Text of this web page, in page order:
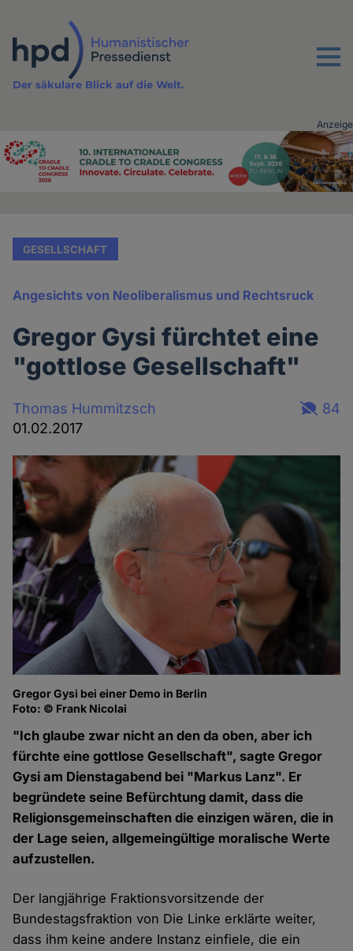
Inhalt
Menu
Der säkulare Blick auf die Welt.
Advertising
Anzeige
GESELLSCHAFT
Angesichts von Neoliberalismus und Rechtsruck
Gregor Gysi fürchtet eine
"gottlose Gesellschaft"
Thomas Hummitzsch
01.02.2017
84
Gregor Gysi bei einer Demo in Berlin
Foto: © Frank Nicolai
"Ich glaube zwar nicht an den da oben, aber ich
fürchte eine gottlose Gesellschaft", sagte Gregor
Gysi am Dienstagabend bei "Markus Lanz". Er
begründete seine Befürchtung damit, dass die
Religionsgemeinschaften die einzigen wären, die in
der Lage seien, allgemeingültige moralische Werte
aufzustellen.
Der langjährige Fraktionsvorsitzende der
Bundestagsfraktion von Die Linke erklärte weiter,
dass ihm keine andere Instanz einfiele, die ein